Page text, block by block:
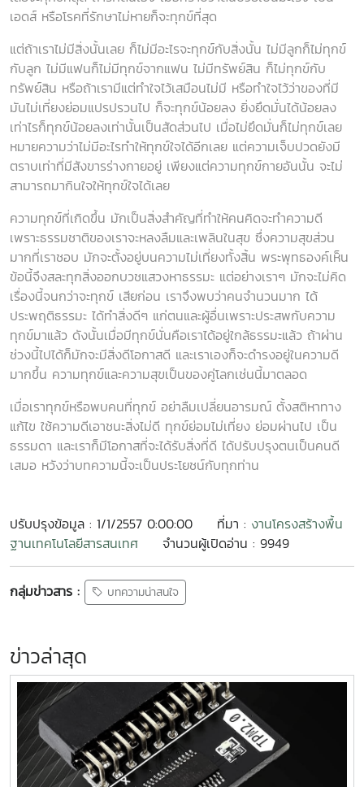
เอดส์ หรือโรคที่รักษาไม่หายก็จะทุกข์ที่สุด
แต่ถ้าเราไม่มีสิ่งนั้นเลย ก็ไม่มีอะไรจะทุกข์กับสิ่งนั้น ไม่มีลูกก็ไม่ทุกข์
กับลูก ไม่มีแฟนก็ไม่มีทุกข์จากแฟน ไม่มีทรัพย์สิน ก็ไม่ทุกข์กับ
ทรัพย์สิน หรือถ้าเรามีแต่ทำใจไว้เสมือนไม่มี หรือทำใจไว้ว่าของที่มี
มันไม่เที่ยงย่อมแปรปรวนไป ก็จะทุกข์น้อยลง ยิ่งยึดมั่นได้น้อยลง
เท่าไรก็ทุกข์น้อยลงเท่านั้นเป็นสัดส่วนไป เมื่อไม่ยึดมั่นก็ไม่ทุกข์เลย
หมายความว่าไม่มีอะไรทำให้ทุกข์ใจได้อีกเลย แต่ความเจ็บปวดยังมี
ตราบเท่าที่มีสังขารร่างกายอยู่ เพียงแต่ความทุกข์กายอันนั้น จะไม่
สามารถมากินใจให้ทุกข์ใจได้เลย
ความทุกข์ที่เกิดขึ้น มักเป็นสิ่งสำคัญที่ทำให้คนคิดจะทำความดี
เพราะธรรมชาติของเราจะหลงลืมและเพลินในสุข ซึ่งความสุขส่วน
มากที่เราชอบ มักจะตั้งอยู่บนความไม่เที่ยงทั้งสิ้น พระพุทธองค์เห็น
ข้อนี้จึงสละทุกสิ่งออกบวชแสวงหาธรรมะ แต่อย่างเราๆ มักจะไม่คิด
เรื่องนี้จนกว่าจะทุกข์ เสียก่อน เราจึงพบว่าคนจำนวนมาก ได้
ประพฤติธรรมะ ได้ทำสิ่งดีๆ แก่ตนและผู้อื่นเพราะประสพกับความ
ทุกข์มาแล้ว ดังนั้นเมื่อมีทุกข์นั่นคือเราได้อยู่ใกล้ธรรมะแล้ว ถ้าผ่าน
ช่วงนี้ไปได้ก็มักจะมีสิ่งดีโอกาสดี และเราเองก็จะดำรงอยู่ในความดี
มากขึ้น ความทุกข์และความสุขเป็นของคู่โลกเช่นนี้มาตลอด
เมื่อเราทุกข์หรือพบคนที่ทุกข์ อย่าลืมเปลี่ยนอารมณ์ ตั้งสติหาทาง
แก้ไข ใช้ความดีเอาชนะสิ่งไม่ดี ทุกข์ย่อมไม่เที่ยง ย่อมผ่านไป เป็น
ธรรมดา และเราก็มีโอกาสที่จะได้รับสิ่งที่ดี ได้ปรับปรุงตนเป็นคนดี
เสมอ หวังว่าบทความนี้จะเป็นประโยชน์กับทุกท่าน
ปรับปรุงข้อมูล : 1/1/2557 0:00:00 ที่มา : งานโครงสร้างพื้น
ฐานเทคโนโลยีสารสนเทศ
จำนวนผู้เปิดอ่าน : 9949
กลุ่มข่าวสาร : บทความน่าสนใจ
ข่าวล่าสุด